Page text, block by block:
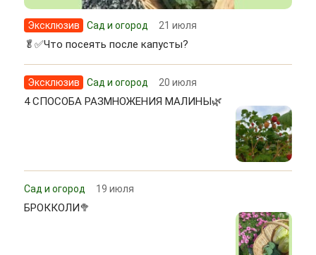
Эксклюзив Сад и огород 21 июля
🥬✅Что посеять после капусты?
Эксклюзив Сад и огород 20 июля
4 СПОСОБА РАЗМНОЖЕНИЯ МАЛИНЫ🌿
Сад и огород 19 июля
БРОККОЛИ🥦